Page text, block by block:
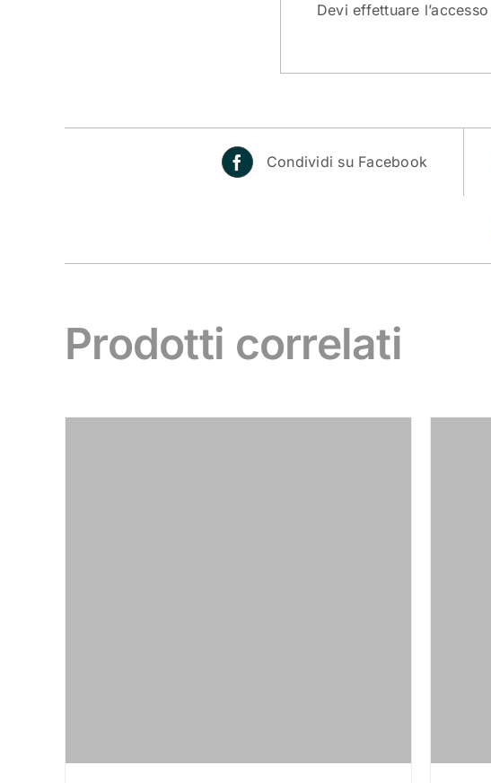
Devieffettuare l’accesso
Condividi su Facebook
Prodotti correlati